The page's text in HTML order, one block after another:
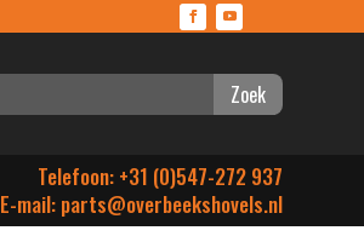
Zoek
Telefoon: +31 (0)547-272 937
E-mail: parts@overbeekshovels.nl